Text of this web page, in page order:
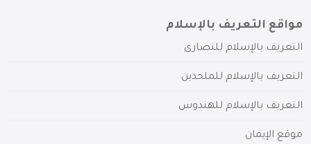
مواقع التعريف بالإسلام
التعريف بالإسلام للنصارى
التعريف بالإسلام للملحدين
التعريف بالإسلام للهندوس
موقع الإيمان